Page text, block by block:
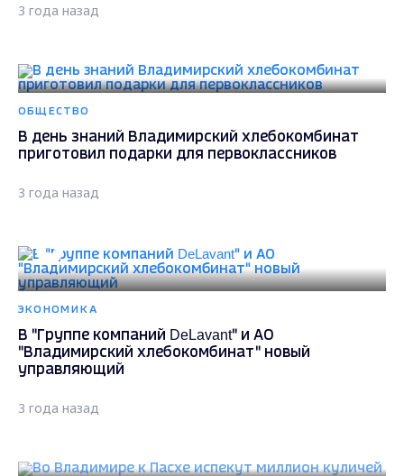
3 года назад
ОБЩЕСТВО
В день знаний Владимирский хлебокомбинат
приготовил подарки для первоклассников
3 года назад
ЭКОНОМИКА
В "Группе компаний DeLavant" и АО
"Владимирский хлебокомбинат" новый
управляющий
3 года назад